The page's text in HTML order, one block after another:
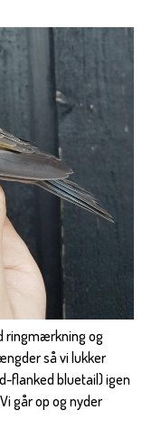
ringmærkning og
så vi lukker
flanked bluetail) igen
går op og nyder